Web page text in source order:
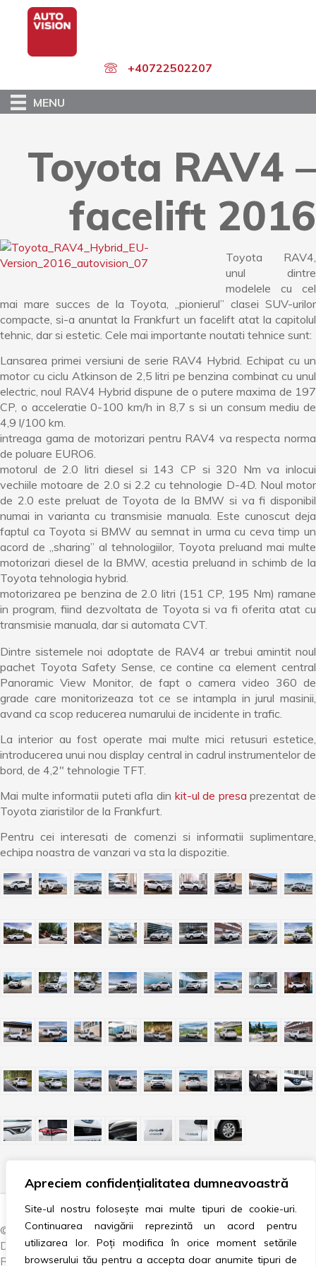
Apreciem confidențialitatea dumneavoastră
Site-ul nostru folosește mai multe tipuri de cookie-uri.
Continuarea navigării reprezintă un acord pentru
utilizarea lor. Poți modifica în orice moment setările
browserului tău pentru a accepta doar anumite tipuri de
content
+40722502207
MENU
Toyota RAV4 –
facelift 2016
Toyota RAV4,
unul dintre
modelele cu cel
mai mare succes de la Toyota, „pionierul” clasei SUV-urilor
compacte, si-a anuntat la Frankfurt un facelift atat la capitolul
tehnic, dar si estetic. Cele mai importante noutati tehnice sunt:
Lansarea primei versiuni de serie RAV4 Hybrid. Echipat cu un
motor cu ciclu Atkinson de 2,5 litri pe benzina combinat cu unul
electric, noul RAV4 Hybrid dispune de o putere maxima de 197
CP, o acceleratie 0-100 km/h in 8,7 s si un consum mediu de
4,9 l/100 km.
intreaga gama de motorizari pentru RAV4 va respecta norma
de poluare EURO6.
motorul de 2.0 litri diesel si 143 CP si 320 Nm va inlocui
vechiile motoare de 2.0 si 2.2 cu tehnologie D-4D. Noul motor
de 2.0 este preluat de Toyota de la BMW si va fi disponibil
numai in varianta cu transmisie manuala. Este cunoscut deja
faptul ca Toyota si BMW au semnat in urma cu ceva timp un
acord de „sharing” al tehnologiilor, Toyota preluand mai multe
motorizari diesel de la BMW, acestia preluand in schimb de la
Toyota tehnologia hybrid.
motorizarea pe benzina de 2.0 litri (151 CP, 195 Nm) ramane
in program, fiind dezvoltata de Toyota si va fi oferita atat cu
transmisie manuala, dar si automata CVT.
Dintre sistemele noi adoptate de RAV4 ar trebui amintit noul
pachet Toyota Safety Sense, ce contine ca element central
Panoramic View Monitor, de fapt o camera video 360 de
grade care monitorizeaza tot ce se intampla in jurul masinii,
avand ca scop reducerea numarului de incidente in trafic.
La interior au fost operate mai multe mici retusuri estetice,
introducerea unui nou display central in cadrul instrumentelor de
bord, de 4,2″ tehnologie TFT.
Mai multe informatii puteti afla din kit-ul de presa prezentat de
Toyota ziaristilor de la Frankfurt.
Pentru cei interesati de comenzi si informatii suplimentare,
echipa noastra de vanzari va sta la dispozitie.
© 2007–2024 AUTOVISION / CAR TRADING AND
DISTRIBUTION COMPANY. TOATE DREPTURILE
REZERVATE.